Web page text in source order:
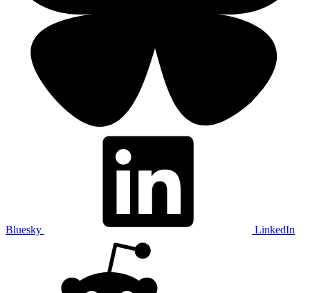
Bluesky LinkedIn